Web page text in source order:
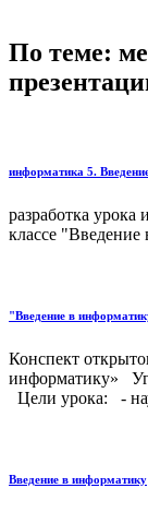
По теме:
информатика 5.
разработка
классе
"Введение в
Конспект
информатику»
Цели урока: -
Введение в информатику